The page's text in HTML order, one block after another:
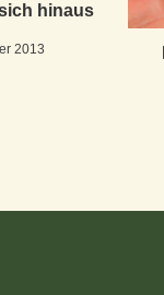
hinaus
2013